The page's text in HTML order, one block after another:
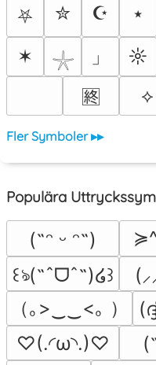
⛧ ✮ ☪ ⭑
✶
𓇼 」 ☼
🈡
⟡
Fler Symboler ▸▸
Populära
(˶ᵔ ᵕ ᵔ˶)
꒰ঌ(˶ˆᗜˆ˵)໒꒱
（｡>‿‿<｡ ）
♡(.◜ω◝.)♡